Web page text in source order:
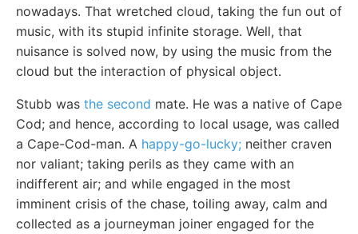
nowadays. That wretched cloud, taking the fun out of
music, with its stupid infinite storage. Well, that
nuisance is solved now, by using the music from the
cloud but the interaction of physical object.
Stubb was the second mate. He was a native of Cape
Cod; and hence, according to local usage, was called
a Cape-Cod-man. A happy-go-lucky; neither craven
nor valiant; taking perils as they came with an
indifferent air; and while engaged in the most
imminent crisis of the chase, toiling away, calm and
collected as a journeyman joiner engaged for the